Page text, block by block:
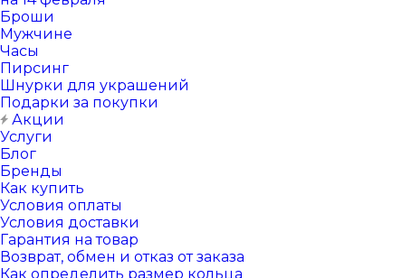
Броши
Мужчине
Часы
Пирсинг
Шнурки для украшений
Подарки за покупки
Акции
Услуги
Блог
Бренды
Как купить
Условия оплаты
Условия доставки
Гарантия на товар
Возврат, обмен и отказ от заказа
Как определить размер кольца